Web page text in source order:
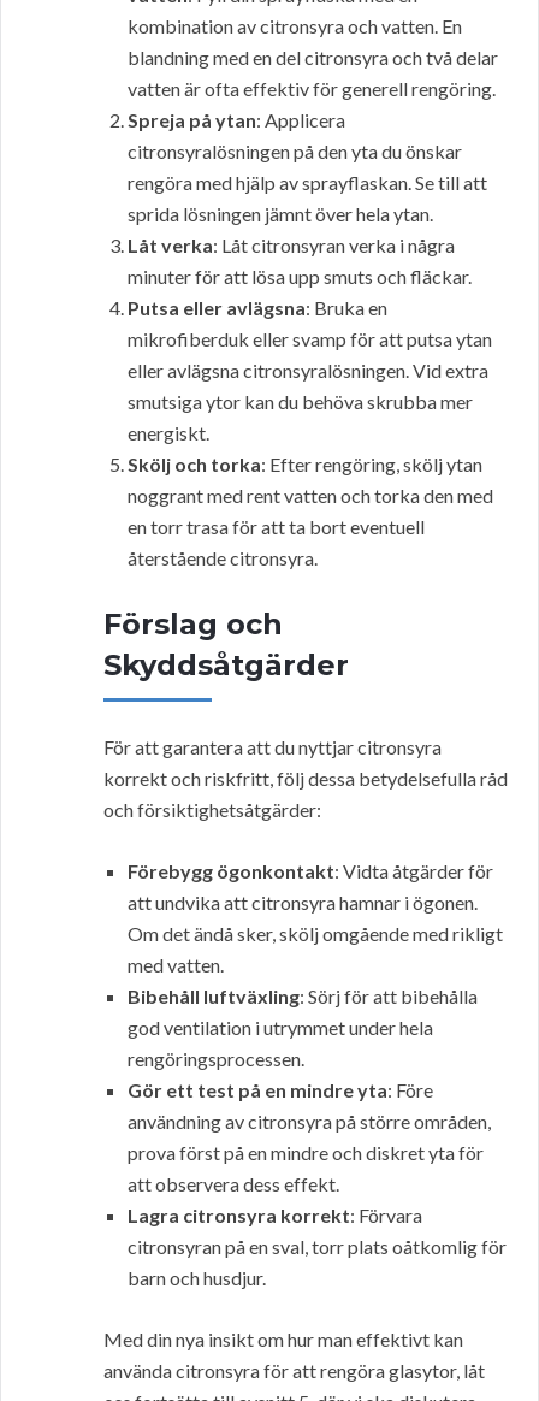
kombination av citronsyra och vatten. En
blandning med en del citronsyra och två delar
vatten är ofta effektiv för generell rengöring.
Spreja på ytan: Applicera
citronsyralösningen på den yta du önskar
rengöra med hjälp av sprayflaskan. Se till att
sprida lösningen jämnt över hela ytan.
Låt verka: Låt citronsyran verka i några
minuter för att lösa upp smuts och fläckar.
Putsa eller avlägsna: Bruka en
mikrofiberduk eller svamp för att putsa ytan
eller avlägsna citronsyralösningen. Vid extra
smutsiga ytor kan du behöva skrubba mer
energiskt.
Skölj och torka: Efter rengöring, skölj ytan
noggrant med rent vatten och torka den med
en torr trasa för att ta bort eventuell
återstående citronsyra.
Förslag och
Skyddsåtgärder
För att garantera att du nyttjar citronsyra
korrekt och riskfritt, följ dessa betydelsefulla råd
och försiktighetsåtgärder:
Förebygg ögonkontakt: Vidta åtgärder för
att undvika att citronsyra hamnar i ögonen.
Om det ändå sker, skölj omgående med rikligt
med vatten.
Bibehåll luftväxling: Sörj för att bibehålla
god ventilation i utrymmet under hela
rengöringsprocessen.
Gör ett test på en mindre yta: Före
användning av citronsyra på större områden,
prova först på en mindre och diskret yta för
att observera dess effekt.
Lagra citronsyra korrekt: Förvara
citronsyran på en sval, torr plats oåtkomlig för
barn och husdjur.
Med din nya insikt om hur man effektivt kan
använda citronsyra för att rengöra glasytor, låt